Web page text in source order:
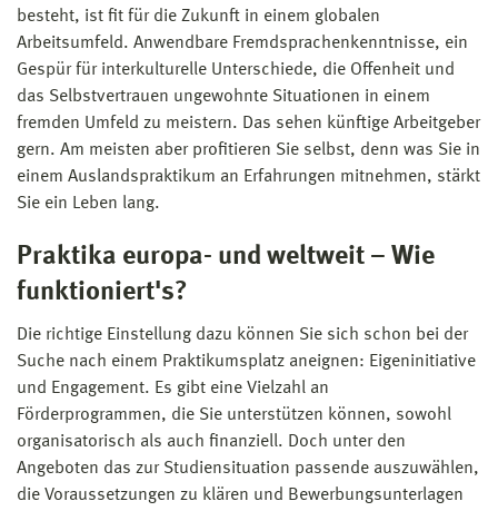
besteht, ist fit für die Zukunft in einem globalen
Arbeitsumfeld. Anwendbare Fremdsprachenkenntnisse, ein
Gespür für interkulturelle Unterschiede, die Offenheit und
das Selbstvertrauen ungewohnte Situationen in einem
fremden Umfeld zu meistern. Das sehen künftige Arbeitgeber
gern. Am meisten aber profitieren Sie selbst, denn was Sie in
einem Auslandspraktikum an Erfahrungen mitnehmen, stärkt
Sie ein Leben lang.
Praktika europa- und weltweit – Wie
funktioniert's?
Die richtige Einstellung dazu können Sie sich schon bei der
Suche nach einem Praktikumsplatz aneignen: Eigeninitiative
und Engagement. Es gibt eine Vielzahl an
Förderprogrammen, die Sie unterstützen können, sowohl
organisatorisch als auch finanziell. Doch unter den
Angeboten das zur Studiensituation passende auszuwählen,
die Voraussetzungen zu klären und Bewerbungsunterlagen